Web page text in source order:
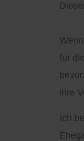
für
ihre
Ich